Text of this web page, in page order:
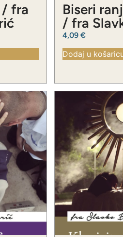
/ fra
Biseri
/ fra
Barbarić
4,09 €
Dodaj u